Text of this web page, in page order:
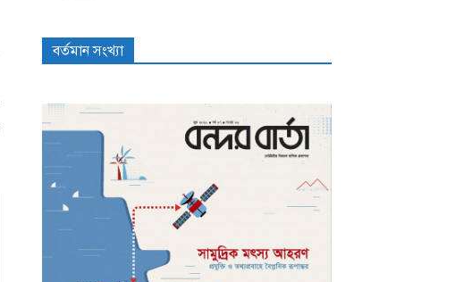
বর্তমান সংখ্যা